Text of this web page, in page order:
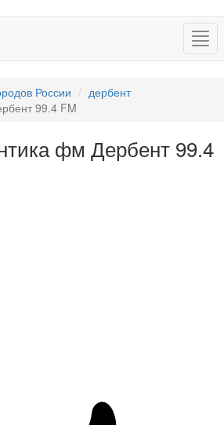
России
дербент
99.4 FM
фм Дербент 99.4